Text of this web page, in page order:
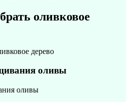
оливковое
оливы